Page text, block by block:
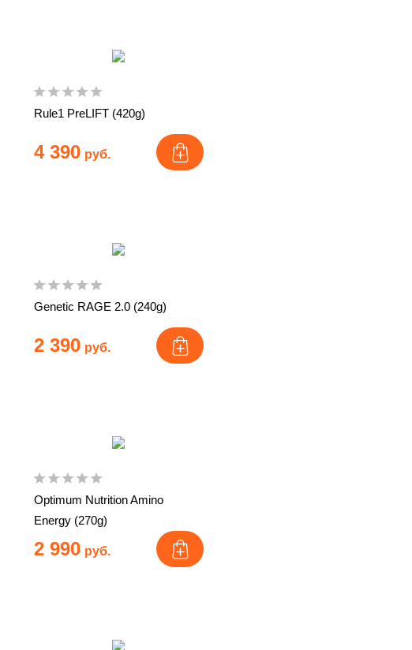
Rule1 PreLIFT (420g)
4 390 руб.
Genetic RAGE 2.0 (240g)
2 390 руб.
Optimum Nutrition Amino
Energy (270g)
2 990 руб.